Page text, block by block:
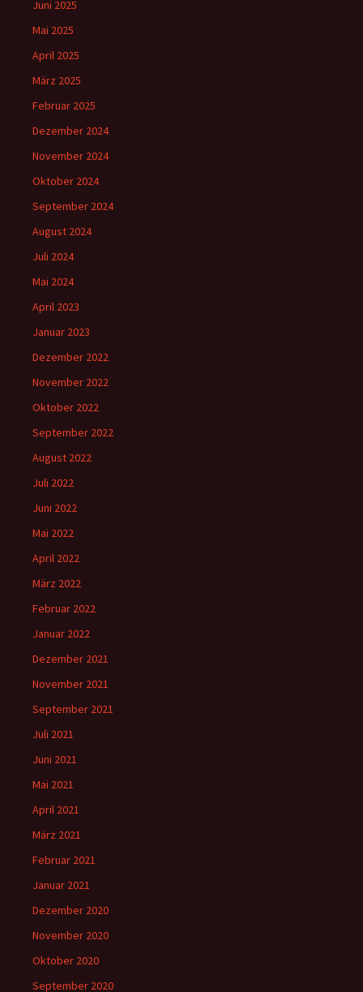
Juni 2025
Mai 2025
April 2025
März 2025
Februar 2025
Dezember 2024
November 2024
Oktober 2024
September 2024
August 2024
Juli 2024
Mai 2024
April 2023
Januar 2023
Dezember 2022
November 2022
Oktober 2022
September 2022
August 2022
Juli 2022
Juni 2022
Mai 2022
April 2022
März 2022
Februar 2022
Januar 2022
Dezember 2021
November 2021
September 2021
Juli 2021
Juni 2021
Mai 2021
April 2021
März 2021
Februar 2021
Januar 2021
Dezember 2020
November 2020
Oktober 2020
September 2020